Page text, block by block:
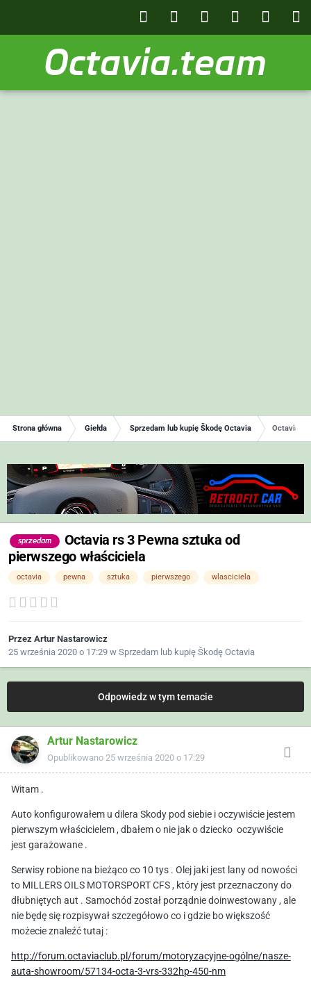
Octavia.team
Strona główna Giełda Sprzedam lub kupię Škodę Octavia Octavia rs
sprzedam
Octavia rs 3 Pewna sztuka od
pierwszego właściciela
octavia pewna sztuka pierwszego wlasciciela
Przez Artur Nastarowicz
25 września 2020 o 17:29 w Sprzedam lub kupię Škodę Octavia
Odpowiedz w tym temacie
Artur Nastarowicz
Opublikowano 25 września 2020 o 17:29
Witam .
Auto konfigurowałem u dilera Skody pod siebie i oczywiście jestem
pierwszym właścicielem , dbałem o nie jak o dziecko oczywiście
jest garażowane .
Serwisy robione na bieżąco co 10 tys . Olej jaki jest lany od nowości
to MILLERS OILS MOTORSPORT CFS , który jest przeznaczony do
dłubniętych aut . Samochód został porządnie doinwestowany , ale
nie będę się rozpisywał szczegółowo co i gdzie bo większość
możecie znaleźć tutaj :
http://forum.octaviaclub.pl/forum/motoryzacyjne-ogólne/nasze-
auta-showroom/57134-octa-3-vrs-332hp-450-nm